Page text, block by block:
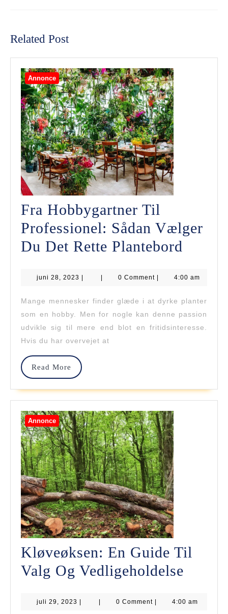
Related Post
Annonce
Fra Hobbygartner Til
Professionel: Sådan Vælger
Du Det Rette Plantebord
Til
Sådan
Rette
juni 28, 2023 juni
0 Comment 4:00 am
Mange mennesker finder glæde i at dyrke planter
som en hobby. Men for nogle kan denne passion
udvikle sig til mere end blot en fritidsinteresse.
Hvis du har overvejet at
Read More
Read
Annonce
Kløveøksen: En Guide Til
Valg Og Vedligeholdelse
Guide
juli 29, 2023 juli
| | 0 Comment | 4:00 am